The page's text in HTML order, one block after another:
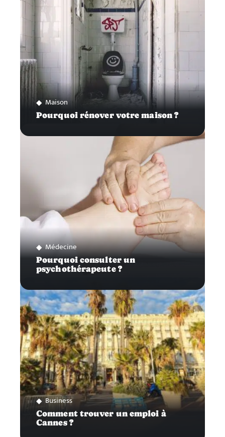
Maison
Pourquoi rénover votre maison ?
Médecine
Pourquoi consulter un
psychothérapeute ?
Business
Comment trouver un emploi à
Cannes ?